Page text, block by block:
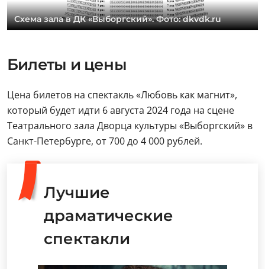
Схема зала в ДК «Выборгский». Фото: dkvdk.ru
Билеты и цены
Цена билетов на спектакль «Любовь как магнит»,
который будет идти 6 августа 2024 года на сцене
Театрального зала Дворца культуры «Выборгский» в
Санкт-Петербурге, от 700 до 4 000 рублей.
Лучшие
драматические
спектакли